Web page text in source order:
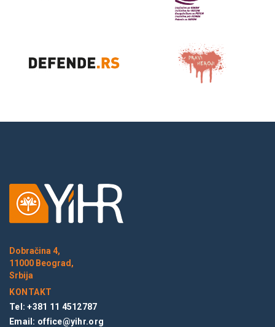
Dobračina 4,
11000 Beograd,
Srbija
KONTAKT
Tel: +381 11 4512787
Email: office@yihr.org